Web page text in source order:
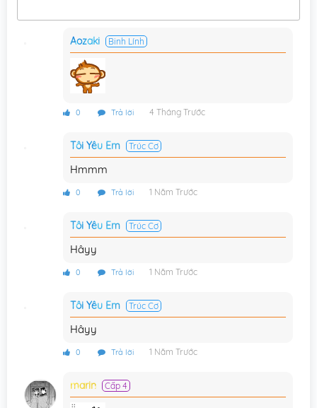
Chương 2
Chương 1
Aozaki Binh Lính
0 Trả lời 4 Tháng Trước
Tôi Yêu Em Trúc Cơ
Hmmm
0 Trả lời 1 Năm Trước
Tôi Yêu Em Trúc Cơ
Hâyy
0 Trả lời 1 Năm Trước
Tôi Yêu Em Trúc Cơ
Hâyy
0 Trả lời 1 Năm Trước
marin Cấp 4